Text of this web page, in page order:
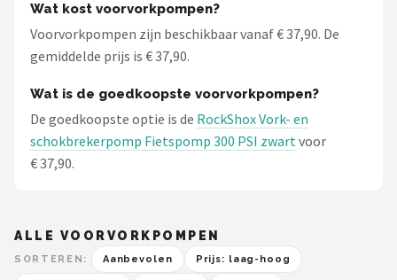
Mountainbikes
POPULAIRE MERKEN
Basil
ABUS
AXA
Wat kost voorvorkpompen?
Voorvorkpompen zijn beschikbaar vanaf € 37,90. De
gemiddelde prijs is € 37,90.
Wat is de goedkoopste voorvorkpompen?
De goedkoopste optie is de RockShox Vork- en
schokbrekerpomp Fietspomp 300 PSI zwartvoor
€ 37,90.
ALLE VOORVORKPOMPEN
SORTEREN: Aanbevolen Prijs: laag-hoog